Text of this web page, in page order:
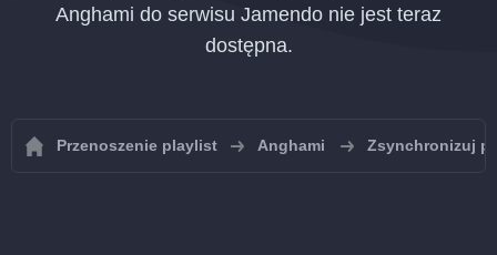
Anghami do serwisu Jamendo nie jest teraz
dostępna.
Przenoszenie playlist Anghami Zsynchronizuj